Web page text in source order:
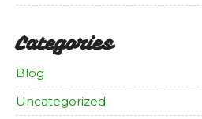
Categories
Blog
Uncategorized